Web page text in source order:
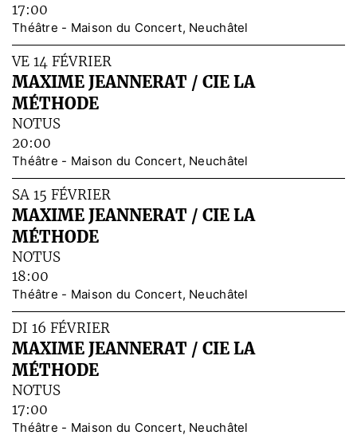
17:00
Théâtre - Maison du Concert, Neuchâtel
VE 14 FÉVRIER
MAXIME JEANNERAT / CIE LA
MÉTHODE
NOTUS
20:00
Théâtre - Maison du Concert, Neuchâtel
SA 15 FÉVRIER
MAXIME JEANNERAT / CIE LA
MÉTHODE
NOTUS
18:00
Théâtre - Maison du Concert, Neuchâtel
DI 16 FÉVRIER
MAXIME JEANNERAT / CIE LA
MÉTHODE
NOTUS
17:00
Théâtre - Maison du Concert, Neuchâtel